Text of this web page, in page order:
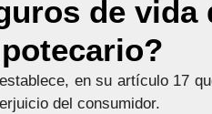
de vida
en su artículo 17
del consumidor.